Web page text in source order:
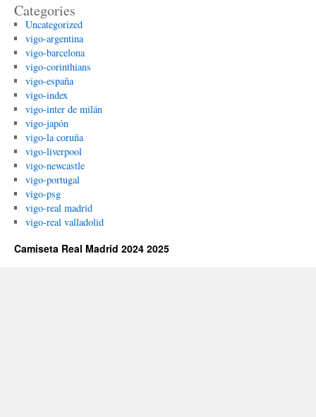
Categories
Uncategorized
vigo-argentina
vigo-barcelona
vigo-corinthians
vigo-españa
vigo-index
vigo-inter de milán
vigo-japón
vigo-la coruña
vigo-liverpool
vigo-newcastle
vigo-portugal
vigo-psg
vigo-real madrid
vigo-real valladolid
Camiseta Real Madrid 2024 2025